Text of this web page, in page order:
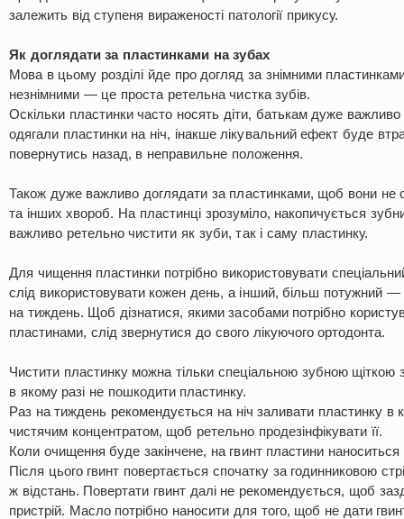
залежить від ступеня вираженості патології прикусу.
Як доглядати за пластинками на зубах
Мова в цьому розділі йде про догляд за знімними
незнімними — це проста ретельна чистка зубів.
Оскільки пластинки часто носять діти, батькам дуже
одягали пластинки на ніч, інакше лікувальний ефект буде
повернутись назад, в неправильне положення.
Також дуже важливо доглядати за пластинками, щоб вони не
та інших хвороб. На пластинці зрозуміло, накопичується
важливо ретельно чистити як зуби, так і саму пластинку.
Для чищення пластинки потрібно використовувати
слід використовувати кожен день, а інший, більш потужний
на тиждень. Щоб дізнатися, якими засобами потрібно
пластинами, слід звернутися до свого лікуючого ортодонта.
Чистити пластинку можна тільки спеціальною зубною
в якому разі не пошкодити пластинку.
Раз на тиждень рекомендується на ніч заливати пластинку в
чистячим концентратом, щоб ретельно продезінфікувати її.
Коли очищення буде закінчене, на гвинт пластини наноситься
Після цього гвинт повертається спочатку за годинниковою
ж відстань. Повертати гвинт далі не рекомендується, щоб
пристрій. Масло потрібно наносити для того, щоб не дати